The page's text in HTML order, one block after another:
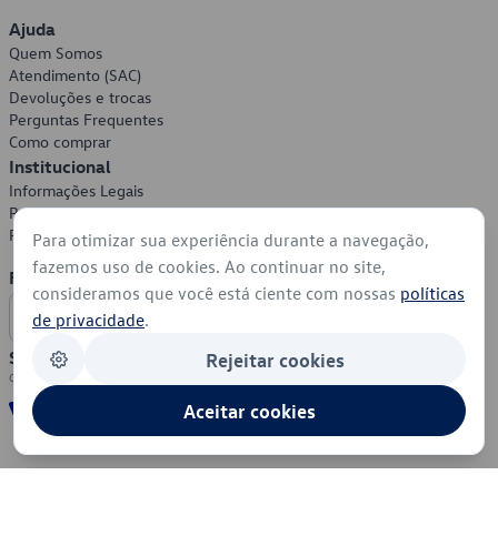
Ajuda
Quem Somos
Atendimento (SAC)
Devoluções e trocas
Perguntas Frequentes
Como comprar
Institucional
Informações Legais
Política de Privacidade
Política de Cookies
Formas de Pagamento
Segurança
Para otimizar sua experiência durante a navegação,
fazemos uso de cookies. Ao continuar no site,
consideramos que você está ciente com nossas políticas
de privacidade.
Rejeitar cookies
Aceitar cookies